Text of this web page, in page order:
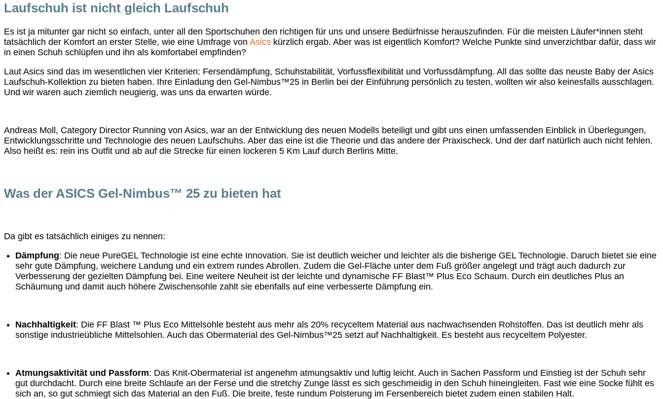
Laufschuh ist nicht gleich Laufschuh
Es ist ja mitunter gar nicht so einfach, unter all den Sportschuhen den richtigen für uns und unsere Bedürfnisse herauszufinden. Für die meisten Läufer*innen steht
tatsächlich der Komfort an erster Stelle, wie eine Umfrage von Asics kürzlich ergab. Aber was ist eigentlich Komfort? Welche Punkte sind unverzichtbar dafür, dass wir
in einen Schuh schlüpfen und ihn als komfortabel empfinden?
Laut Asics sind das im wesentlichen vier Kriterien: Fersendämpfung, Schuhstabilität, Vorfussflexibilität und Vorfussdämpfung. All das sollte das neuste Baby der Asics
Laufschuh-Kollektion zu bieten haben. Ihre Einladung den Gel-Nimbus™25 in Berlin bei der Einführung persönlich zu testen, wollten wir also keinesfalls ausschlagen.
Und wir waren auch ziemlich neugierig, was uns da erwarten würde.
Andreas Moll, Category Director Running von Asics, war an der Entwicklung des neuen Modells beteiligt und gibt uns einen umfassenden Einblick in Überlegungen,
Entwicklungsschritte und Technologie des neuen Laufschuhs. Aber das eine ist die Theorie und das andere der Praxischeck. Und der darf natürlich auch nicht fehlen.
Also heißt es: rein ins Outfit und ab auf die Strecke für einen lockeren 5 Km Lauf durch Berlins Mitte.
Was der ASICS Gel-Nimbus™ 25 zu bieten hat
Da gibt es tatsächlich einiges zu nennen:
Dämpfung: Die neue PureGEL Technologie ist eine echte Innovation. Sie ist deutlich weicher und leichter als die bisherige GEL Technologie. Daruch bietet sie eine
sehr gute Dämpfung, weichere Landung und ein extrem rundes Abrollen. Zudem die Gel-Fläche unter dem Fuß größer angelegt und trägt auch dadurch zur
Verbesserung der gezielten Dämpfung bei. Eine weitere Neuheit ist der leichte und dynamische FF Blast™ Plus Eco Schaum. Durch ein deutliches Plus an
Schäumung und damit auch höhere Zwischensohle zahlt sie ebenfalls auf eine verbesserte Dämpfung ein.
Nachhaltigkeit: Die FF Blast ™ Plus Eco Mittelsohle besteht aus mehr als 20% recyceltem Material aus nachwachsenden Rohstoffen. Das ist deutlich mehr als
sonstige industrieübliche Mittelsohlen. Auch das Obermaterial des Gel-Nimbus™25 setzt auf Nachhaltigkeit. Es besteht aus recyceltem Polyester.
Atmungsaktivität und Passform: Das Knit-Obermaterial ist angenehm atmungsaktiv und luftig leicht. Auch in Sachen Passform und Einstieg ist der Schuh sehr
gut durchdacht. Durch eine breite Schlaufe an der Ferse und die stretchy Zunge lässt es sich geschmeidig in den Schuh hineingleiten. Fast wie eine Socke fühlt es
sich an, so gut schmiegt sich das Material an den Fuß. Die breite, feste rundum Polsterung im Fersenbereich bietet zudem einen stabilen Halt.